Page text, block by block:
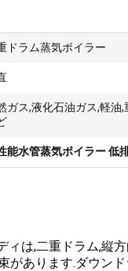
ドラム蒸気ボイラー
ガス,液化石油ガス,軽油,
能水管蒸気ボイラー 低
ィは,二重ドラム,縦
があります.ダウン